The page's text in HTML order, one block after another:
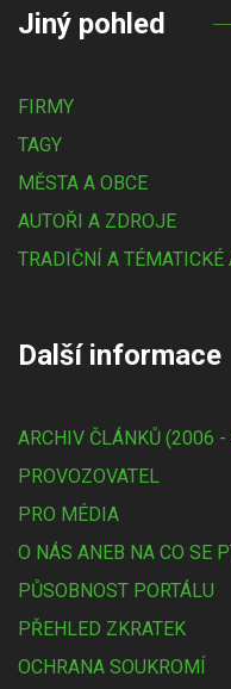
Jiný pohled
FIRMY
TAGY
MĚSTA A OBCE
AUTOŘI A ZDROJE
TRADIČNÍ A TÉMATICKÉ
Další informace
ARCHIV ČLÁNKŮ (2006
PROVOZOVATEL
PRO MÉDIA
O NÁS ANEB NA CO SE
PŮSOBNOST PORTÁLU
PŘEHLED ZKRATEK
OCHRANA SOUKROMÍ